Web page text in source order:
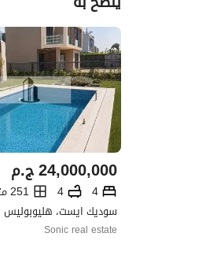
ج.م24,000,000
4
4
251 متر مربع
Sonic real estate